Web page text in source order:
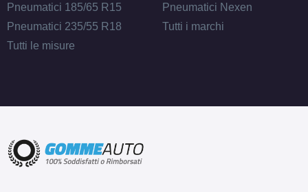
Pneumatici 185/65 R15
Pneumatici 235/55 R18
Tutti le misure
Pneumatici Nexen
Tutti i marchi